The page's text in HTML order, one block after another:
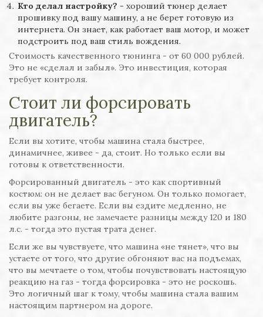
Кто делал настройку? - хороший тюнер делает
прошивку под вашу машину, а не берет готовую из
интернета. Он знает, как работает ваш мотор, и может
подстроить под ваш стиль вождения.
Стоимость качественного тюнинга - от 60 000 рублей.
Это не «сделал и забыл». Это инвестиция, которая
требует контроля.
Стоит ли форсировать
двигатель?
Если вы хотите, чтобы машина стала быстрее,
динамичнее, живее - да, стоит. Но только если вы
готовы к ответственности.
Форсированный двигатель - это как спортивный
костюм: он не делает вас бегуном. Он только помогает,
если вы уже бегаете. Если вы ездите медленно, не
любите разгоны, не замечаете разницы между 120 и 180
л.с. - тогда это пустая трата денег.
Если же вы чувствуете, что машина «не тянет», что вы
устаете от того, что другие обгоняют вас на подъемах,
что вы мечтаете о том, чтобы почувствовать настоящую
реакцию на газ - тогда форсировка - это не роскошь.
Это логичный шаг к тому, чтобы машина стала вашим
настоящим партнером на дороге.